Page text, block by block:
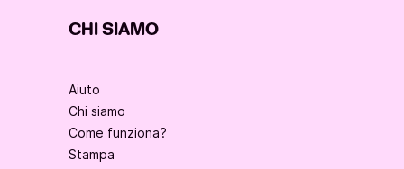
CHI SIAMO
Aiuto
Chi siamo
Come funziona?
Stampa